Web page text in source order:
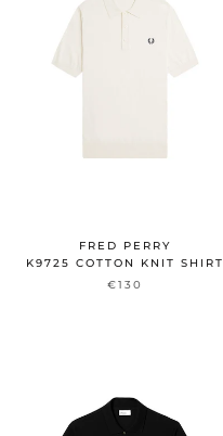
FRED PERRY
K9725 COTTON KNIT SHIRT
€130